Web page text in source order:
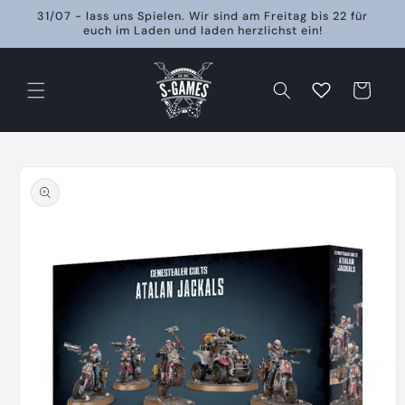
zum
31/07 - lass uns Spielen. Wir sind am Freitag bis 22 für
euch im Laden und laden herzlichst ein!
Warenkorb